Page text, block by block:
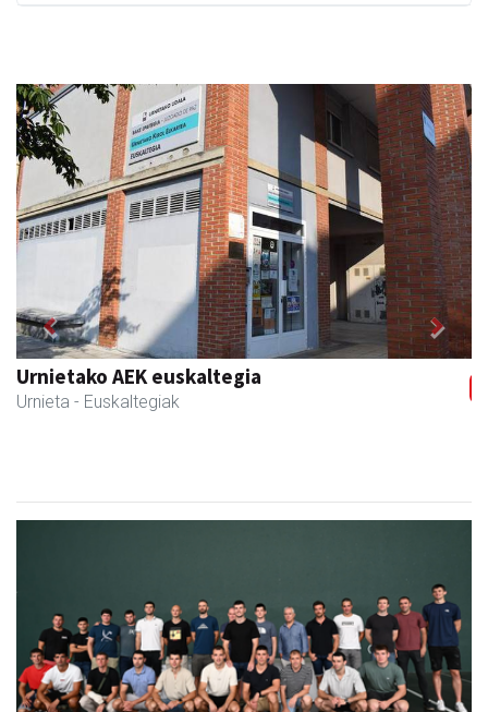
Urnietako AEK euskaltegia
Urnieta - Euskaltegiak
Previous Next